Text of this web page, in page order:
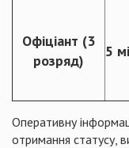
Офіціант (3
розряд)
5
Оперативну
отримання статусу,